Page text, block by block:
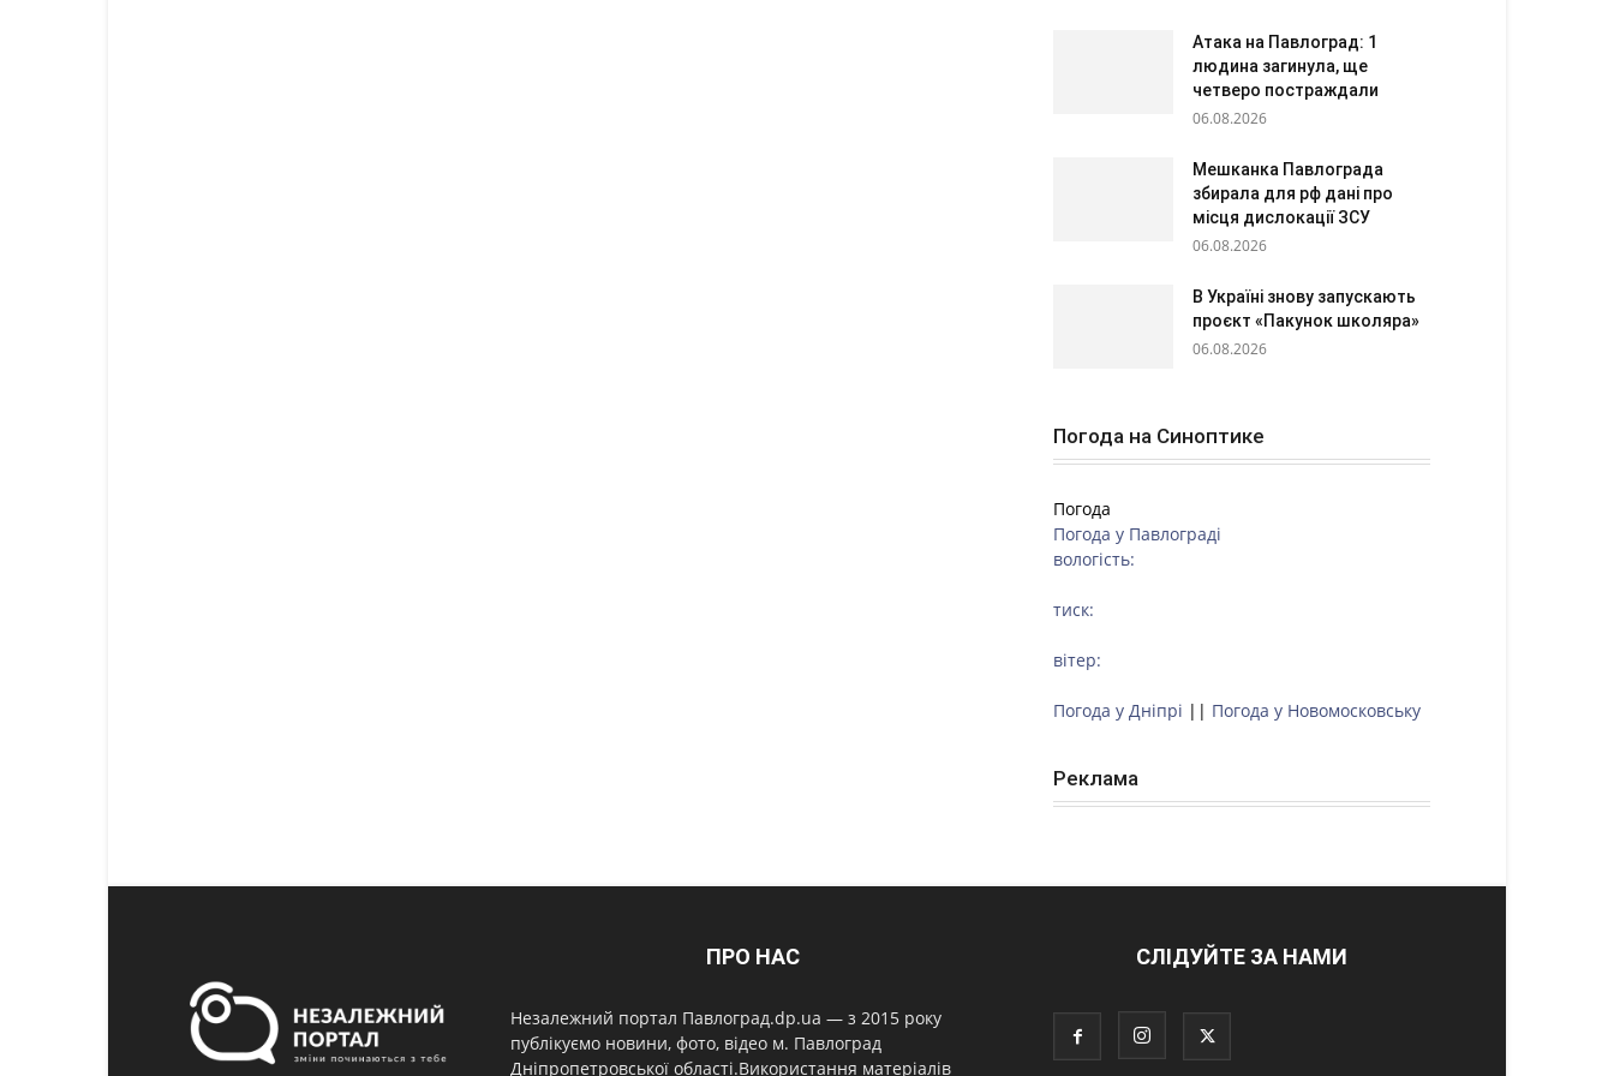
Атака на Павлоград: 1
людина загинула, ще
четверо постраждали
06.08.2026
Мешканка Павлограда
збирала для рф дані про
місця дислокації ЗСУ
06.08.2026
В Україні знову запускають
проєкт «Пакунок школяра»
06.08.2026
Погода на Синоптике
Погода
Погода у Павлограді
вологість:
тиск:
вітер:
Погода у Дніпрі || Погода у Новомосковську
Реклама
ПРО НАС
Незалежний портал Павлоград.dp.ua — з 2015 року
публікуємо новини, фото, відео м. Павлоград
Дніпропетровської області.Використання матеріалів
СЛІДУЙТЕ ЗА НАМИ